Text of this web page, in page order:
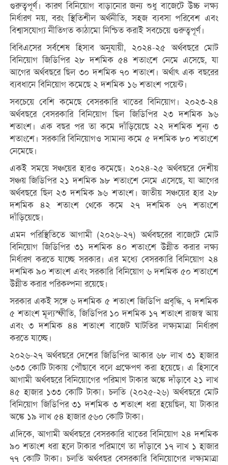
গুরুত্বপূর্ণ। কারণ বিনিয়োগ বাড়ানোর জন্য শুধু বাজেটে উচ্চ লক্ষ্য
নির্ধারণ নয়, বরং স্থিতিশীল অর্থনীতি, সহজ ব্যবসা পরিবেশ এবং
বিশ্বাসযোগ্য নীতিগত কাঠামো নিশ্চিত করাই সবচেয়ে গুরুত্বপূর্ণ।
বিবিএসের সর্বশেষ হিসাব অনুযায়ী, ২০২৪-২৫ অর্থবছরে মোট
বিনিয়োগ জিডিপির ২৮ দশমিক ৫৪ শতাংশে নেমে এসেছে, যা
আগের অর্থবছরে ছিল ৩০ দশমিক ৭০ শতাংশ। অর্থাৎ এক বছরের
ব্যবধানে বিনিয়োগ কমেছে ২ দশমিক ১৬ শতাংশ পয়েন্ট।
সবচেয়ে বেশি কমেছে বেসরকারি খাতের বিনিয়োগ। ২০২৩-২৪
অর্থবছরে বেসরকারি বিনিয়োগ ছিল জিডিপির ২৩ দশমিক ৯৬
শতাংশ। এক বছর পর তা কমে দাঁড়িয়েছে ২২ দশমিক শূন্য ৩
শতাংশে। সরকারি বিনিয়োগও সামান্য কমে ৫ দশমিক ৮০ শতাংশে
নেমেছে।
একই সময়ে সঞ্চয়ের হারও কমেছে। ২০২৪-২৫ অর্থবছরে দেশীয়
সঞ্চয় জিডিপির ২১ দশমিক ৯৮ শতাংশে নেমে এসেছে, যা আগের
অর্থবছরে ছিল ২৩ দশমিক ৯৬ শতাংশ। জাতীয় সঞ্চয়ের হার ২৮
দশমিক ৪২ শতাংশ থেকে কমে ২৭ দশমিক ৬৭ শতাংশে
দাঁড়িয়েছে।
এমন পরিস্থিতিতে আগামী (২০২৬-২৭) অর্থবছরের বাজেটে মোট
বিনিয়োগ জিডিপির ৩১ দশমিক ৪০ শতাংশে উন্নীত করার লক্ষ্য
নির্ধারণ করতে যাচ্ছে সরকার। এর মধ্যে বেসরকারি বিনিয়োগ ২৪
দশমিক ৯০ শতাংশ এবং সরকারি বিনিয়োগ ৬ দশমিক ৫০ শতাংশে
উন্নীত করার পরিকল্পনা রয়েছে।
সরকার একই সঙ্গে ৬ দশমিক ৫ শতাংশ জিডিপি প্রবৃদ্ধি, ৭ দশমিক
৫ শতাংশ মূল্যস্ফীতি, জিডিপির ১০ দশমিক ১৭ শতাংশ রাজস্ব আয়
এবং ৩ দশমিক ৪৪ শতাংশ বাজেট ঘাটতির লক্ষ্যমাত্রা নির্ধারণ
করতে যাচ্ছে।
২০২৬-২৭ অর্থবছরে দেশের জিডিপির আকার ৬৮ লাখ ৩১ হাজার
৬৩৩ কোটি টাকায় পৌঁছাবে বলে প্রক্ষেপণ করা হয়েছে। এ হিসাবে
আগামী অর্থবছরে বিনিয়োগের পরিমাণ টাকার অঙ্কে দাঁড়াবে ২১ লাখ
৪৫ হাজার ১৩৩ কোটি টাকা। চলতি (২০২৫-২৬) অর্থবছরে মোট
বিনিয়োগ জিডিপির ৩১ দশমিক ৩ শতাংশ ধরা হয়েছিল, যা টাকার
অঙ্কে ১৯ লাখ ৫৪ হাজার ৫৬০ কোটি টাকা।
এদিকে, আগামী অর্থবছরে বেসরকারি খাতের বিনিয়োগ ২৪ দশমিক
৯০ শতাংশ ধরা হলে টাকার পরিমাণে তা দাঁড়াবে ১৭ লাখ ১ হাজার
৭৭ কোটি টাকা। চলতি অর্থবছর বেসরকারি বিনিয়োগের লক্ষ্যমাত্রা